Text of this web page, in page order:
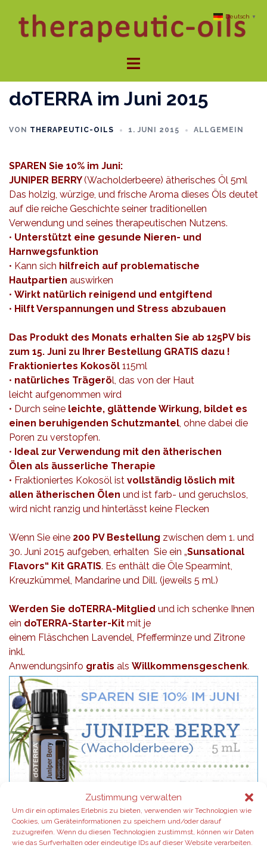
Zustimmung verwalten
Um dir ein optimales Erlebnis zu bieten, verwenden wir Technologien wie
Cookies, um Geräteinformationen zu speichern und/oder darauf
zuzugreifen. Wenn du diesen Technologien zustimmst, können wir Daten
wie das Surfverhalten oder eindeutige IDs auf dieser Website verarbeiten.
Inhalt
springen
Menü
doTERRA im Juni 2015
VON THERAPEUTIC-OILS 1. JUNI 2015 ALLGEMEIN
SPAREN Sie 10% im Juni:
JUNIPER BERRY(Wacholderbeere) ätherisches Öl 5ml
Das holzig, würzige, und frische Aroma dieses Öls deutet
auf die reiche Geschichte seiner traditionellen
Verwendung und seines therapeutischen Nutzens.
• Unterstützt eine gesunde Nieren- und
Harnwegsfunktion
• Kann sich hilfreich auf problematische
Hautpartien auswirken
• Wirkt natürlich reinigend und entgiftend
• Hilft Verspannungen und Stress abzubauen
Das Produkt des Monats erhalten Sie ab 125PV bis
zum 15. Juni zu Ihrer Bestellung GRATIS dazu !
Fraktioniertes Kokosöl 115ml
• natürliches Trägeröl, das von der Haut
leicht aufgenommen wird
• Durch seine leichte, glättende Wirkung, bildet es
einen beruhigenden Schutzmantel, ohne dabei die
Poren zu verstopfen.
• Ideal zur Verwendung mit den ätherischen
Ölen als äusserliche Therapie
• Fraktioniertes Kokosöl ist vollständig löslich mit
allen ätherischen Ölen und ist farb- und geruchslos,
wird nicht ranzig und hinterlässt keine Flecken
Wenn Sie eine 200 PV Bestellung zwischen dem 1. und
30. Juni 2015 aufgeben, erhalten Sie ein „Sunsational
Flavors“ Kit GRATIS. Es enthält die Öle Spearmint,
Kreuzkümmel, Mandarine und Dill. (jeweils 5 ml.)
Werden Sie doTERRA-Mitglied und ich schenke Ihnen
ein doTERRA-Starter-Kit mit je
einem Fläschchen Lavendel, Pfefferminze und Zitrone
inkl.
Anwendungsinfo gratis als Willkommensgeschenk.
Deutsch ▼